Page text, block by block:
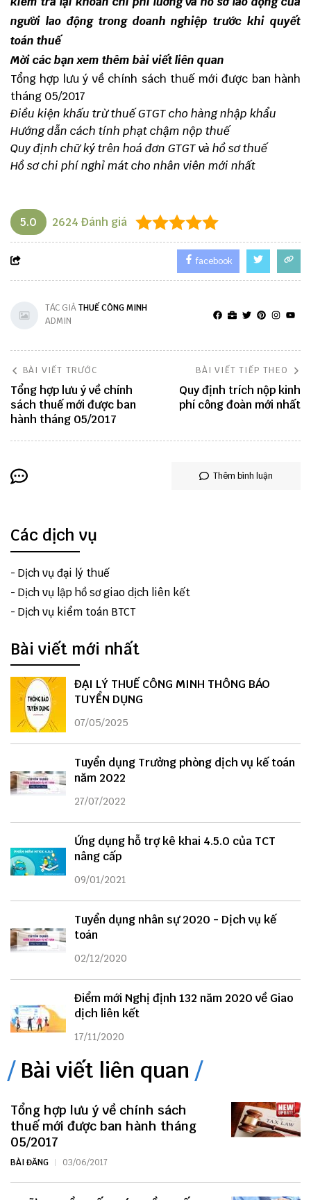
người lao động trong doanh nghiệp trước khi quyết
toán thuế
Mời các bạn xem thêm bài viết liên quan
Tổng hợp lưu ý về chính sách thuế mới được ban hành
tháng 05/2017
Điều kiện khấu trừ thuế GTGT cho hàng nhập khẩu
Hướng dẫn cách tính phạt chậm nộp thuế
Quy định chữ ký trên hoá đơn GTGT và hồ sơ thuế
Hồ sơ chi phí nghỉ mát cho nhân viên mới nhất
5.0 2624 Đánh giá
facebook
TÁC GIẢTHUẾ CÔNG MINH
ADMIN
BÀI VIẾT TRƯỚC
Tổng hợp lưu ý về chính
sách thuế mới được ban
hành tháng 05/2017
BÀI VIẾT TIẾP THEO
Quy định trích nộp kinh
phí công đoàn mới nhất
Thêm bình luận
Các dịch vụ
- Dịch vụ đại lý thuế
- Dịch vụ lập hồ sơ giao dịch liên kết
- Dịch vụ kiểm toán BTCT
Bài viết mới nhất
ĐẠI LÝ THUẾ CÔNG MINH THÔNG BÁO
TUYỂN DỤNG
07/05/2025
Tuyển dụng Trưởng phòng dịch vụ kế toán
năm 2022
27/07/2022
Ứng dụng hỗ trợ kê khai 4.5.0 của TCT
nâng cấp
09/01/2021
Tuyển dụng nhân sự 2020 - Dịch vụ kế
toán
02/12/2020
Điểm mới Nghị định 132 năm 2020 về Giao
dịch liên kết
17/11/2020
Bài viết liên quan
Tổng hợp lưu ý về chính sách
thuế mới được ban hành tháng
05/2017
BÀI ĐĂNG 03/06/2017